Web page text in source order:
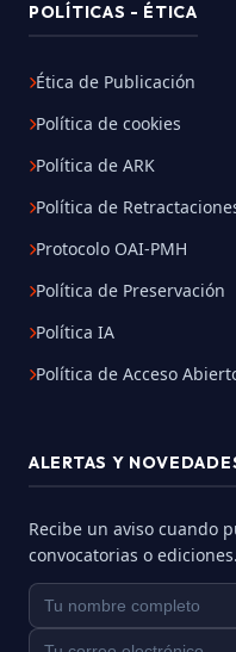
POLÍTICAS - ÉTICA
Ética de Publicación
Política de cookies
Política de ARK
Política de
Protocolo OAI-PMH
Política de Preservación
Política IA
Política de Acceso
ALERTAS Y
Recibe un aviso cuando
convocatorias o ediciones.